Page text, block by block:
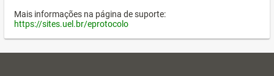
Mais informações na página de suporte:
https://sites.uel.br/eprotocolo